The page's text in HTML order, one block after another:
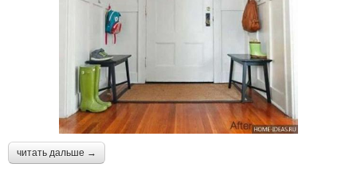
читать дальше →